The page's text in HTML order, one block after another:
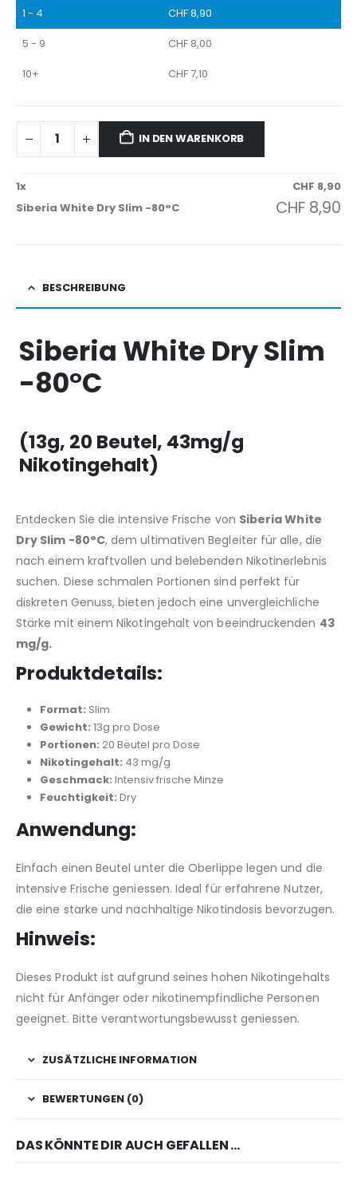
1 - 4
CHF8,90
5 - 9
CHF 8,00
10+
CHF7,10
IN DEN WARENKORB
1x CHF 8,90
Siberia White Dry Slim -80°C
CHF 8,90
BESCHREIBUNG
Siberia White Dry Slim
-80°C
(13g, 20 Beutel, 43mg/g
Nikotingehalt)
Entdecken Sie die intensive Frische von Siberia White
Dry Slim -80°C, dem ultimativen Begleiter für alle, die
nach einem kraftvollen und belebenden Nikotinerlebnis
suchen. Diese schmalen Portionen sind perfekt für
diskreten Genuss, bieten jedoch eine unvergleichliche
Stärke mit einem Nikotingehalt von beeindruckenden 43
mg/g.
Produktdetails:
Format: Slim
Gewicht: 13g pro Dose
Portionen: 20 Beutel pro Dose
Nikotingehalt: 43 mg/g
Geschmack: Intensiv frische Minze
Feuchtigkeit: Dry
Anwendung:
Einfach einen Beutel unter die Oberlippe legen und die
intensive Frische geniessen. Ideal für erfahrene Nutzer,
die eine starke und nachhaltige Nikotindosis bevorzugen.
Hinweis:
Dieses Produkt ist aufgrund seines hohen Nikotingehalts
nicht für Anfänger oder nikotinempfindliche Personen
geeignet. Bitte verantwortungsbewusst geniessen.
ZUSÄTZLICHE INFORMATION
BEWERTUNGEN (0)
DAS KÖNNTE DIR AUCH GEFALLEN …